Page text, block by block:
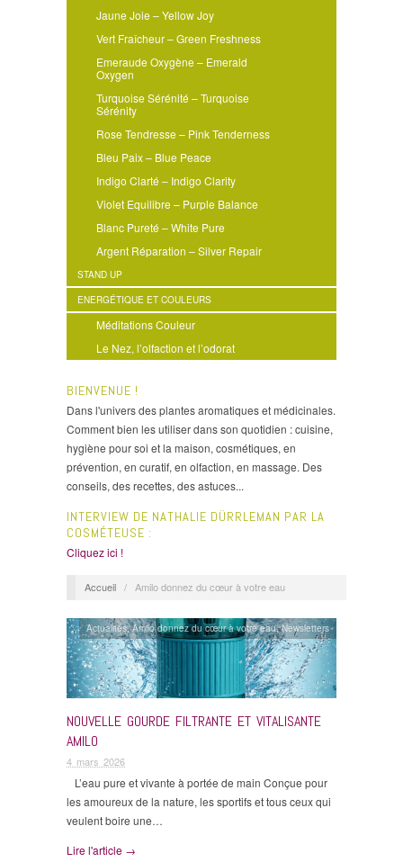
Jaune Joie – Yellow Joy
Vert Fraîcheur – Green Freshness
Emeraude Oxygène – Emerald
Oxygen
Turquoise Sérénité – Turquoise
Sérénity
Rose Tendresse – Pink Tenderness
Bleu Paix – Blue Peace
Indigo Clarté – Indigo Clarity
Violet Equilibre – Purple Balance
Blanc Pureté – White Pure
Argent Réparation – Silver Repair
STAND UP
ENERGÉTIQUE ET COULEURS
Méditations Couleur
Le Nez, l’olfaction et l’odorat
BIENVENUE !
Dans l'univers des plantes aromatiques et médicinales.
Comment bien les utiliser dans son quotidien : cuisine,
hygiène pour soi et la maison, cosmétiques, en
prévention, en curatif, en olfaction, en massage. Des
conseils, des recettes, des astuces...
INTERVIEW DE NATHALIE DÜRRLEMAN PAR LA
COSMÉTEUSE :
Cliquez ici !
Accueil / Amilo donnez du cœur à votre eau
NOUVELLE GOURDE FILTRANTE ET VITALISANTE
AMILO
4 mars 2026
Actualités,Amilo donnez du cœur à votre eau,Newsletters
L’eau pure et vivante à portée de main Conçue pour
les amoureux de la nature, les sportifs et tous ceux qui
veulent boire une…
Lire l'article →